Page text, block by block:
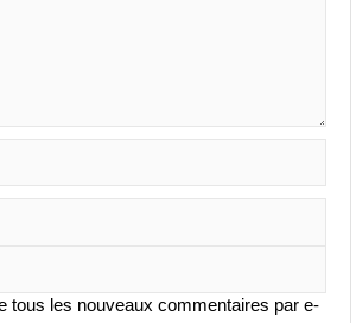
tous les nouveaux commentaires par e-